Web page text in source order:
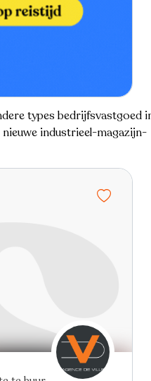
types bedrijfsvastgoed
industrieel-magazijn-